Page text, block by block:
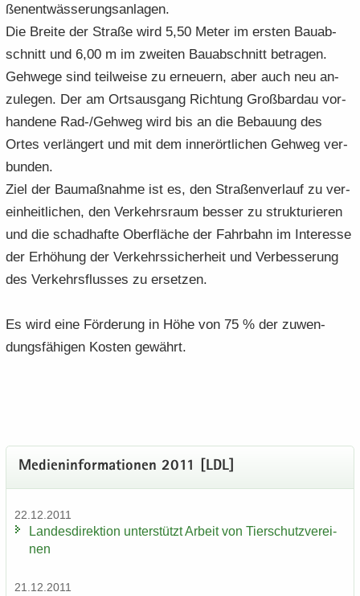
ßen­ent­wäs­se­rungs­an­la­gen.
Die Brei­te der Stra­ße wird 5,50 Meter im ers­ten Bau­ab­
schnitt und 6,00 m im zwei­ten Bau­ab­schnitt be­tra­gen.
Geh­we­ge sind teil­wei­se zu er­neu­ern, aber auch neu an­
zu­le­gen. Der am Orts­aus­gang Rich­tung Groß­bardau vor­
han­de­ne Rad-/Geh­weg wird bis an die Be­bau­ung des
Ortes ver­län­gert und mit dem in­ner­ört­li­chen Geh­weg ver­
bun­den.
Ziel der Bau­maß­nah­me ist es, den Stra­ßen­ver­lauf zu ver­
ein­heit­li­chen, den Ver­kehrs­raum bes­ser zu struk­tu­rie­ren
und die schad­haf­te Ober­flä­che der Fahr­bahn im In­ter­es­se
der Er­hö­hung der Ver­kehrs­si­cher­heit und Ver­bes­se­rung
des Ver­kehrs­flus­ses zu er­set­zen.
Es wird eine För­de­rung in Höhe von 75 % der zu­wen­
dungs­fä­hi­gen Kos­ten ge­währt.
Me­di­en­in­for­ma­tio­nen 2011 [LDL]
22.12.2011
Lan­des­di­rek­ti­on un­ter­stützt Ar­beit von Tier­schutz­ver­ei­
nen
21.12.2011